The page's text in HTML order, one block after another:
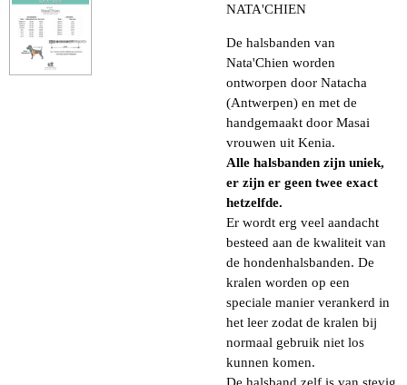
NATA'CHIEN
De halsbanden van
Nata'Chien worden
ontworpen door Natacha
(Antwerpen) en met de
handgemaakt door Masai
vrouwen uit Kenia.
Alle halsbanden zijn uniek,
er zijn er geen twee exact
hetzelfde.
Er wordt erg veel aandacht
besteed aan de kwaliteit van
de hondenhalsbanden. De
kralen worden op een
speciale manier verankerd in
het leer zodat de kralen bij
normaal gebruik niet los
kunnen komen.